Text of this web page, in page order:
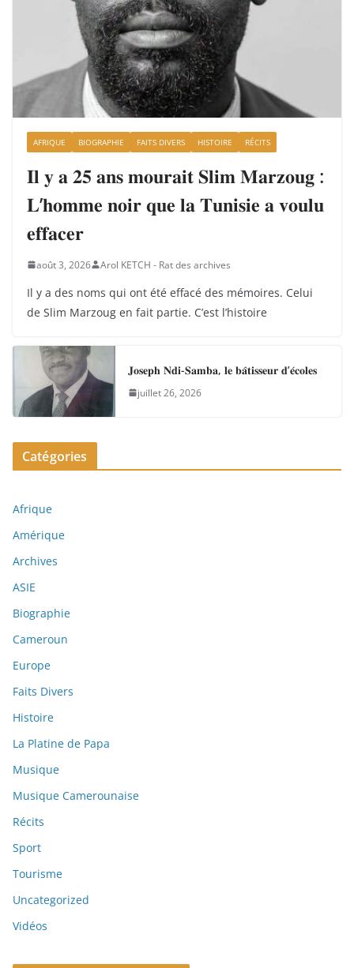
AFRIQUE BIOGRAPHIE FAITS DIVERS HISTOIRE RÉCITS
𝐈𝐥 𝐲 𝐚 𝟐𝟓 𝐚𝐧𝐬 𝐦𝐨𝐮𝐫𝐚𝐢𝐭 𝐒𝐥𝐢𝐦 𝐌𝐚𝐫𝐳𝐨𝐮𝐠 :
𝐋’𝐡𝐨𝐦𝐦𝐞 𝐧𝐨𝐢𝐫 𝐪𝐮𝐞 𝐥𝐚 𝐓𝐮𝐧𝐢𝐬𝐢𝐞 𝐚 𝐯𝐨𝐮𝐥𝐮
𝐞𝐟𝐟𝐚𝐜𝐞𝐫
août 3, 2026 Arol KETCH - Rat des archives
Il y a des noms qui ont été effacé des mémoires. Celui
de Slim Marzoug en fait partie. C’est l’histoire
𝐉𝐨𝐬𝐞𝐩𝐡 𝐍𝐝𝐢-𝐒𝐚𝐦𝐛𝐚, 𝐥𝐞 𝐛𝐚̂𝐭𝐢𝐬𝐬𝐞𝐮𝐫 𝐝’𝐞́𝐜𝐨𝐥𝐞𝐬
juillet 26, 2026
Catégories
Afrique
Amérique
Archives
ASIE
Biographie
Cameroun
Europe
Faits Divers
Histoire
La Platine de Papa
Musique
Musique Camerounaise
Récits
Sport
Tourisme
Uncategorized
Vidéos